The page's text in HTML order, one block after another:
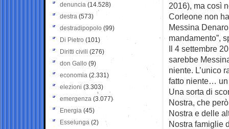
2016), ma così
Corleone non
Messina
mandamento”,
Il 4 settembre
sarebbe
niente. L’unico
fatto niente… un
Una sorta di
Nostra, che
Nostra e delle
Nostra famiglie
denuncia (14.528)
destra (573)
destradipopolo (99)
Di Pietro (101)
Diritti civili (276)
don Gallo (9)
economia (2.331)
elezioni (3.303)
emergenza (3.077)
Energia (45)
Esselunga (2)